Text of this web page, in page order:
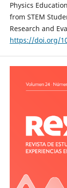
Physics
from STEM
Research and
https://doi.org/